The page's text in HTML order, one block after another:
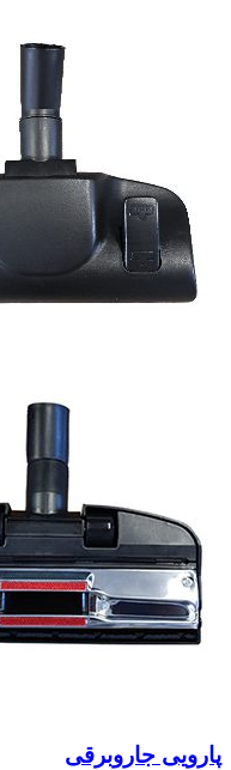
پارویی جاروبرقی